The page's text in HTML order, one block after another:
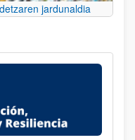
jardunaldia